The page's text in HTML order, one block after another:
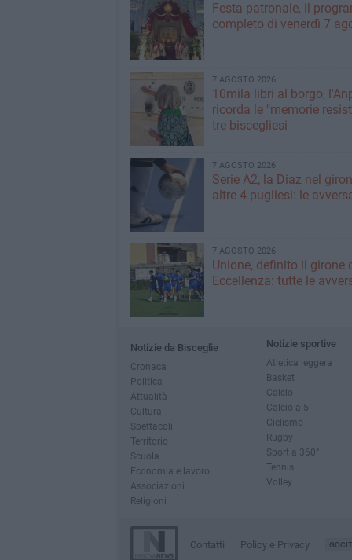
Festa patronale, il
completo di venerdì 7
7 AGOSTO 2026
10mila libri al borgo,
ricorda le "memorie
tre biscegliesi
7 AGOSTO 2026
Serie A2, la Diaz nel
altre 4 pugliesi: le
7 AGOSTO 2026
Unione, definito il girone
Eccellenza: tutte le
Notizie da Bisceglie
Cronaca
Politica
Attualità
Cultura
Spettacoli
Territorio
Scuola
Economia e lavoro
Associazioni
Religioni
Notizie sportive
Atletica leggera
Basket
Calcio
Calcio a 5
Ciclismo
Rugby
Sport a 360°
Tennis
Volley
Contatti Policy e Privacy